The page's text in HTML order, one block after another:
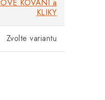
KOVÁNÍ a
KLIKY
Zvolte variantu